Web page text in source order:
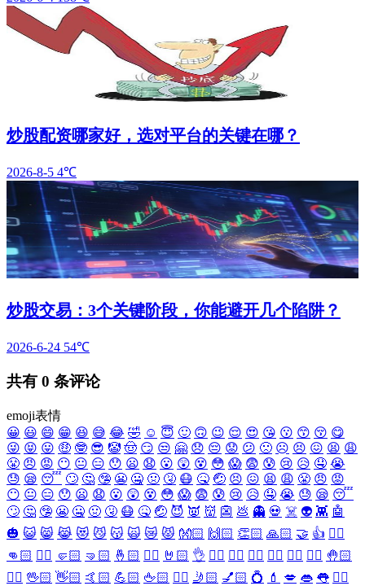
炒股配资哪家好，选对平台的关键在哪？
2026-8-5 4℃
炒股交易：3个关键阶段，你能避开几个陷阱？
2026-6-24 54℃
共有 0 条评论
emoji表情
😀 😃 😄 😁 😆 😅 😂 🤣 ☺️ 😇 🙂 🙃 😉 😌 😍 😘 😗 😙 😚 😋
😜 😝 😛 🤑 🤓 😎 🤡 🤠 😏 😒 🤗 😞 😔 😟 😕 🙁 ☹️ 😣 😖 😫 😩
😤 😠 😡 😶 😐 😑 😯 😦 😧 😮 😲 😵 😳 😱 😨 😰 😢 😥 🤤 😭
😓 😪 😴 🙄 🤔 🤥 😬 🤐 🤢 🤧 😷 🤒 🤕 😣 😖 😫 😩 😤 😠 😡
😶 😐 😑 😯 😦 😧 😮 😲 😵 😳 😱 😨 😰 😢 😥 🤤 😭 😓 😪 😴
🙄 🤔 🤥 😬 🤐 🤢 🤧 😷 🤒 🤕 😈 👿 👹 👺 💩 👻 💀 ☠️ 👽 👾 🤖
🎃 😺 😸 😹 😻 😼 😽 🙀 😿 😾 👐🏻 🙌🏻 👏🏻 🙏🏻 🤝 👍 👎🏻
👊🏻 ✊🏻 🤛🏻 🤜🏻 🤞🏻 ✌🏻 🤘🏻 👌 👈🏻 👉🏻 👆🏻 👇🏻 ☝🏻 ✋🏻 🤚🏻
🖐🏻 🖖🏻 👋🏻 🤙🏻 💪🏻 🖕🏻 ✍🏻 🤳🏻 💅🏻 💍 💄 💋 👄 👅 👂🏻